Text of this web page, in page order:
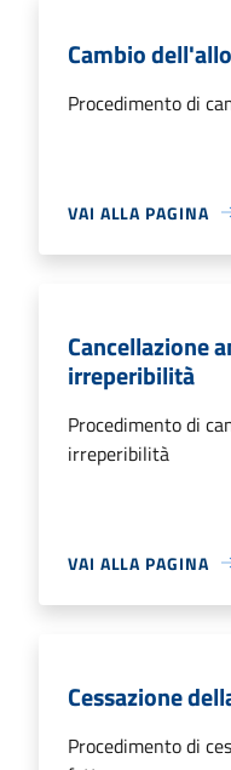
Cambio
Procedimento di
VAI ALLA PAGINA
Cancellazione
irreperibilità
Procedimento di
irreperibilità
VAI ALLA PAGINA
Cessazione
Procedimento di